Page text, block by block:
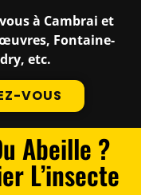
à Cambrai et
Fontaine-
etc.
VOUS
Abeille ?
L’insecte